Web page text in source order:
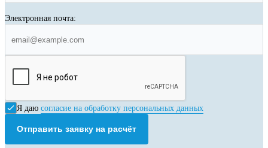
Электронная почта:
Я даю согласие на обработку персональных данных
Отправить заявку на расчёт